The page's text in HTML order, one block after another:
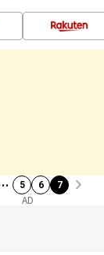
5 6 7
AD